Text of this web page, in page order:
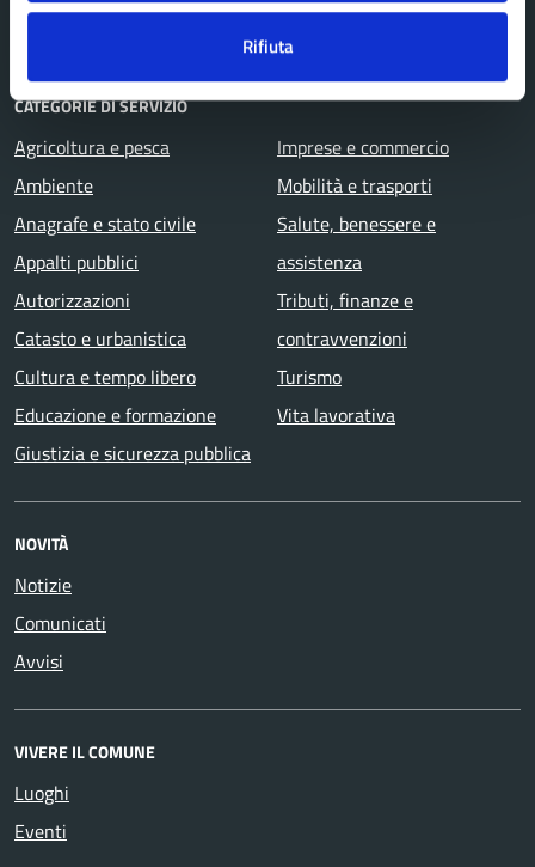
Rifiuta
Documenti e dati
CATEGORIE DI SERVIZIO
Agricoltura e pesca
Ambiente
Anagrafe e stato civile
Appalti pubblici
Autorizzazioni
Catasto e urbanistica
Cultura e tempo libero
Educazione e formazione
Giustizia e sicurezza pubblica
Imprese e commercio
Mobilità e trasporti
Salute, benessere e
assistenza
Tributi, finanze e
contravvenzioni
Turismo
Vita lavorativa
NOVITÀ
Notizie
Comunicati
Avvisi
VIVERE IL COMUNE
Luoghi
Eventi